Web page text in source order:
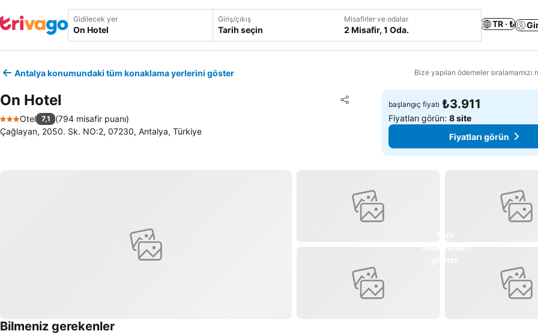
Gidilecek yer Giriş/çıkış
Tarih seçin
Misafirler ve odalar
2 Misafir, 1 Oda.
TR · ₺
Antalya konumundaki tüm konaklama yerlerini göster Bize yapılan ödemeler sıralamamızı
On Hotel Paylaş
Favorilerime ekle
3 Yıldız
Otel 7,1 (794 misafir puanı)
Çağlayan, 2050. Sk. NO:2, 07230, Antalya, Türkiye
başlangıç fiyatı ₺3.911
Fiyatları görün:8 site
Fiyatları görün
Bilmeniz gerekenler